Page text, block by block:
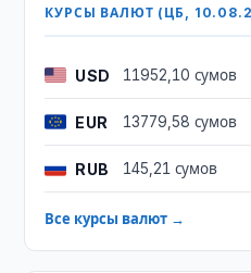
КУРСЫ ВАЛЮТ (ЦБ,
USD 11952,10 сумов
EUR 13779,58 сумов
RUB 145,21 сумов
Все курсы валют →